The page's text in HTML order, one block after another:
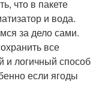
что в пакете
и вода.
за дело сами.
все
логичный способ
если ягоды